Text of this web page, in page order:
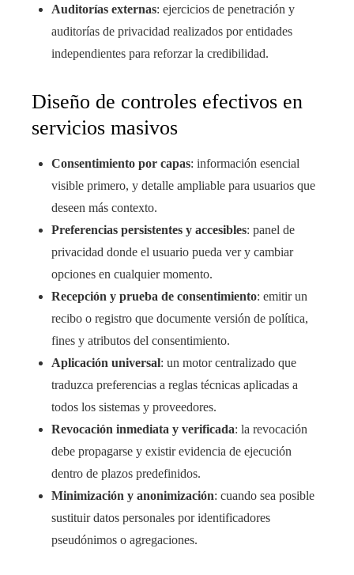
Auditorías externas: ejercicios de penetración y
auditorías de privacidad realizados por entidades
independientes para reforzar la credibilidad.
Diseño de controles efectivos en
servicios masivos
Consentimiento por capas: información esencial
visible primero, y detalle ampliable para usuarios que
deseen más contexto.
Preferencias persistentes y accesibles: panel de
privacidad donde el usuario pueda ver y cambiar
opciones en cualquier momento.
Recepción y prueba de consentimiento: emitir un
recibo o registro que documente versión de política,
fines y atributos del consentimiento.
Aplicación universal: un motor centralizado que
traduzca preferencias a reglas técnicas aplicadas a
todos los sistemas y proveedores.
Revocación inmediata y verificada: la revocación
debe propagarse y existir evidencia de ejecución
dentro de plazos predefinidos.
Minimización y anonimización: cuando sea posible
sustituir datos personales por identificadores
pseudónimos o agregaciones.